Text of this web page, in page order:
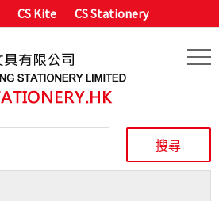
CS Kite CS Stationery